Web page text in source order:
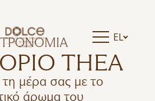
EL
THEA
τη μέρα σας με το
άρωμα του